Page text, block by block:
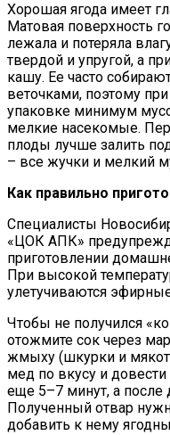
Хорошая ягода имеет
Матовая поверхность
лежала и потеряла
твердой и упругой, а
кашу. Ее часто
веточками, поэтому
упаковке минимум
мелкие насекомые.
плоды лучше залить
– все жучки и мелкий
Как правильно
Специалисты
«ЦОК АПК»
приготовлении
При высокой
улетучиваются
Чтобы не получился
отожмите сок через
жмыху (шкурки и
мед по вкусу и довести
еще 5–7 минут, а после
Полученный отвар
добавить к нему